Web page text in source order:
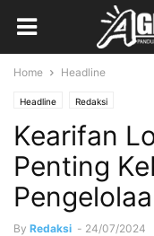
Home Headline
Headline Redaksi
Kearifan
Penting
By Redaksi - 24/07/2024